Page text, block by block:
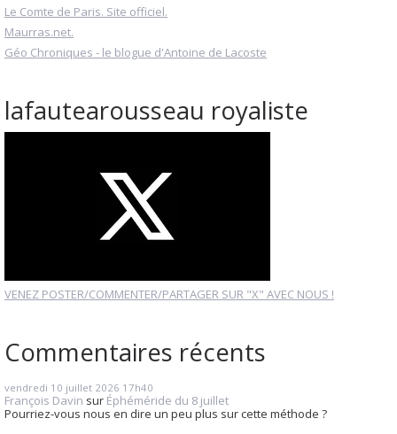
Le Comte de Paris. Site officiel.
Maurras.net.
Géo Chroniques - le blogue d'Antoine de Lacoste
lafautearousseau royaliste
VENEZ POSTER/COMMENTER/PARTAGER SUR "X" AVEC NOUS !
Commentaires récents
vendredi 10 juillet 2026 17h40
François Davin sur Éphéméride du 8 juillet
Pourriez-vous nous en dire un peu plus sur cette méthode ?